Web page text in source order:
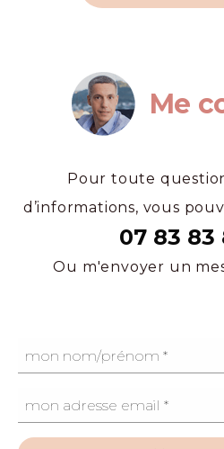
Me
Pour toute
d’informations, vous
07 83 83
Ou m'envoyer un